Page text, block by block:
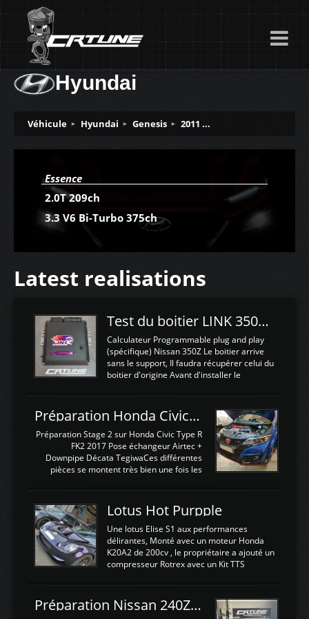
Hyundai
Véhicule Hyundai Genesis 2011 ...
Essence
2.0T 209ch
3.3 V6 Bi-Turbo 375ch
Latest realisations
Test du boitier LINK 350Z Plugin ECU
Calculateur Programmable plug and play
(spécifique) Nissan 350Z Le boitier arrive
sans le support, Il faudra récupérer celui du
boitier d'origine Avant d'installer le
d'envoyer l'information de la large bande
dans le boitier. sydney sweeney deepfake
La sortie 0-5V de l'afr sera connectée sur
l'entrée AN Volt 8 et GndAN pour
Analogique, et Volt car l'information est une
tension (Pas une résistance variable d'un
est temps de brancher le ...
Préparation Honda Civic Type R FK2
Préparation Stage 2 sur Honda Civic Type R
FK2 2017 Pose échangeur Airtec +
Downpipe Décata TegiwaCes différentes
pièces se montent très bien une fois les
légere découpe du plastique inferieur,
negénant en rien la structure ou le
fonctionnement du fond plat. Une
reprogrammation Stage 2 est faite sur le
calculateur d'origine. Une alternative
économique au passage sur Hondata
d'origine 310cv et 400Nn , Une fois
reprogrammé et les ...
Lotus Hot Purpple
Une lotus Elise S1 aux performances
délirantes, Monté avec un moteur Honda
K20A2 de 200cv , le propriétaire a ajouté un
compresseur Rotrex avec un Kit TTS
d'augmenter la puissance de son moteur:
un watercooler a été ajouté. 300Cv sans
Préparation Nissan 240Z SR20DET